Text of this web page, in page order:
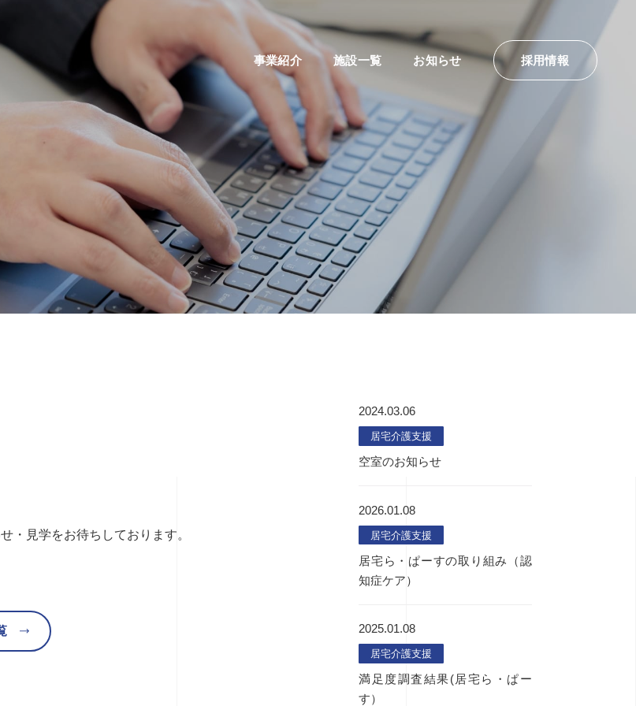
事業紹介 施設一覧 お知らせ 採用情報
・見学をお待ちしております。
2024.03.06
居宅介護支援
空室のお知らせ
2026.01.08
居宅介護支援
居宅ら・ぱーすの取り組み（認
知症ケア）
2025.01.08
居宅介護支援
満足度調査結果(居宅ら・ぱー
す）